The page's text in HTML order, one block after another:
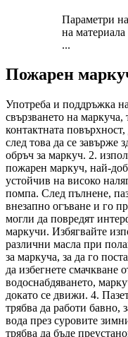
Параметри
на
...
Пожарен
Употреба и поддръжка
свързването на маркуча,
контактната
след това да се завърже
обръч за маркуч. 2.
пожарен маркуч, най-
устойчив на високо
помпа. След пълнене,
внезапно огъване и го
могли да повредят
маркучи. Избягвайте
различни масла при
за маркуча, за да го
да избегнете смачкване
водоснабдяването,
докато се движи. 4.
трябва да работи бавно,
вода през суровите
трябва да бъде